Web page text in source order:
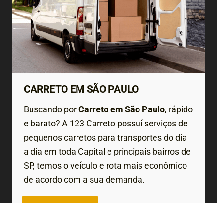
CARRETO EM SÃO PAULO
Buscando porCarreto em São Paulo, rápido
e barato? A 123 Carreto possuí serviços de
pequenos carretos para transportes do dia
a dia em toda Capital e principais bairros de
SP, temos o veículo e rota mais econômico
de acordo com a sua demanda.